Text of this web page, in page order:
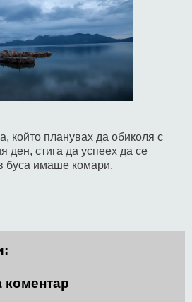
който планувах да обиколя с
ден, стига да успеех да се
буса имаше комари.
коментар